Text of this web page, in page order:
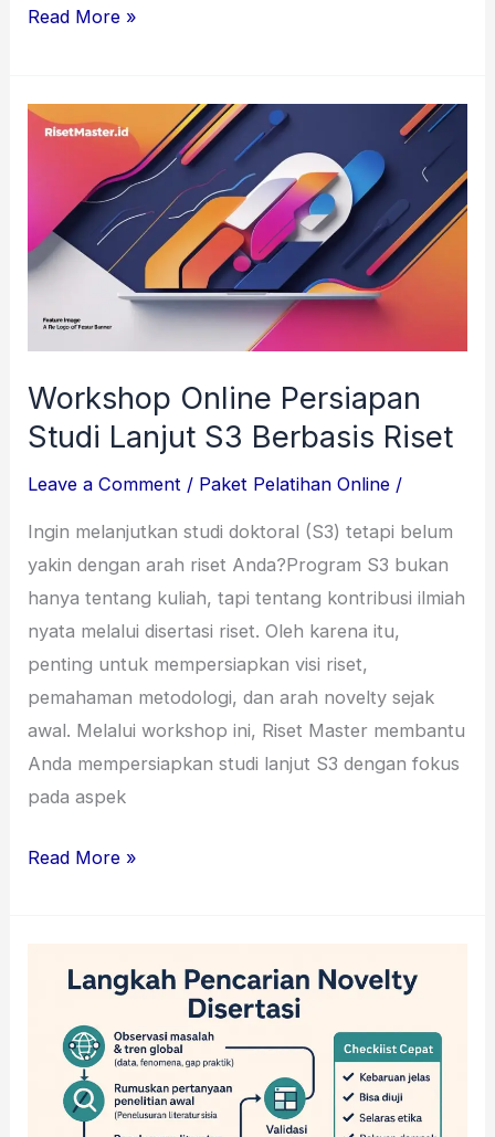
Read More »
Workshop Online Persiapan
Studi Lanjut S3 Berbasis Riset
Leave a Comment / Paket Pelatihan Online /
Ingin melanjutkan studi doktoral (S3) tetapi belum
yakin dengan arah riset Anda?Program S3 bukan
hanya tentang kuliah, tapi tentang kontribusi ilmiah
nyata melalui disertasi riset. Oleh karena itu,
penting untuk mempersiapkan visi riset,
pemahaman metodologi, dan arah novelty sejak
awal. Melalui workshop ini, Riset Master membantu
Anda mempersiapkan studi lanjut S3 dengan fokus
pada aspek
Workshop
Persiapan
Studi
Lanjut
S3
Berbasis
Riset
Read More »
Pencarian
Novelty
Penelitian
Disertasi
Online